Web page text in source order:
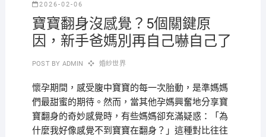
2026-02-06
寶寶翻身沒感覺？5個關鍵原
因，新手爸媽別再自己嚇自己了
POST BY ADMIN 婚紗世界
懷孕期間，感受腹中寶寶的每一次胎動，是準媽媽
們最甜蜜的期待。然而，當其他孕媽興奮地分享寶
寶翻身的奇妙感覺時，有些媽媽卻充滿疑惑：「為
什麼我好像感覺不到寶寶在翻身？」這種對比往往